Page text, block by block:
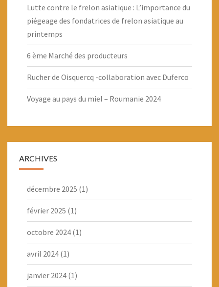
Lutte contre le frelon asiatique : L’importance du
piégeage des fondatrices de frelon asiatique au
printemps
6 ème Marché des producteurs
Rucher de Oisquercq -collaboration avec Duferco
Voyage au pays du miel – Roumanie 2024
ARCHIVES
décembre 2025 (1)
février 2025 (1)
octobre 2024 (1)
avril 2024 (1)
janvier 2024 (1)